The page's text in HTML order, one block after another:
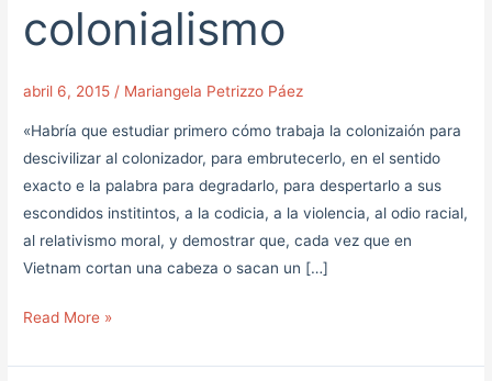
colonialismo
abril 6, 2015 / Mariangela Petrizzo Páez
«Habría que estudiar primero cómo trabaja la colonizaión para
descivilizar al colonizador, para embrutecerlo, en el sentido
exacto e la palabra para degradarlo, para despertarlo a sus
escondidos institintos, a la codicia, a la violencia, al odio racial,
al relativismo moral, y demostrar que, cada vez que en
Vietnam cortan una cabeza o sacan un […]
colonialismo
Read More »